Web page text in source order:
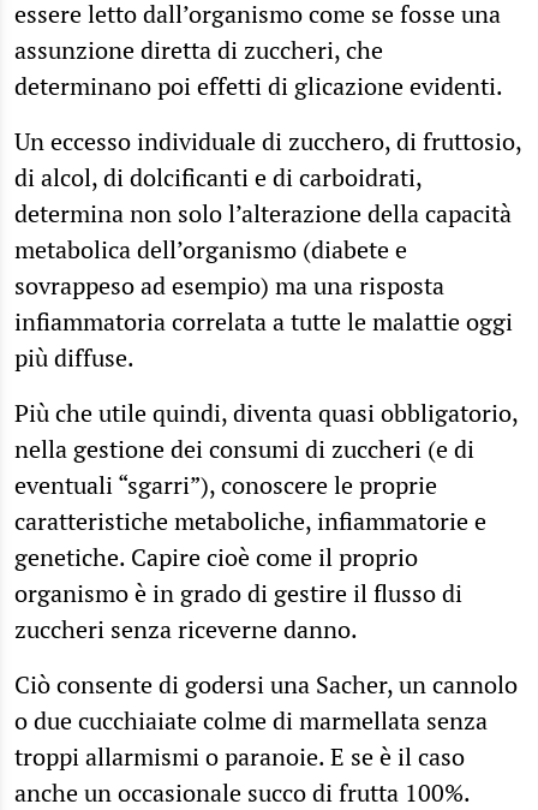
essere letto dall’organismo come se fosse una
assunzione diretta di zuccheri, che
determinano poi effetti di glicazione evidenti.
Un eccesso individuale di zucchero, di fruttosio,
di alcol, di dolcificanti e di carboidrati,
determina non solo l’alterazione della capacità
metabolica dell’organismo (diabete e
sovrappeso ad esempio) ma una risposta
infiammatoria correlata a tutte le malattie oggi
più diffuse.
Più che utile quindi, diventa quasi obbligatorio,
nella gestione dei consumi di zuccheri (e di
eventuali “sgarri”), conoscere le proprie
caratteristiche metaboliche, infiammatorie e
genetiche. Capire cioè come il proprio
organismo è in grado di gestire il flusso di
zuccheri senza riceverne danno.
Ciò consente di godersi una Sacher, un cannolo
o due cucchiaiate colme di marmellata senza
troppi allarmismi o paranoie. E se è il caso
anche un occasionale succo di frutta 100%.